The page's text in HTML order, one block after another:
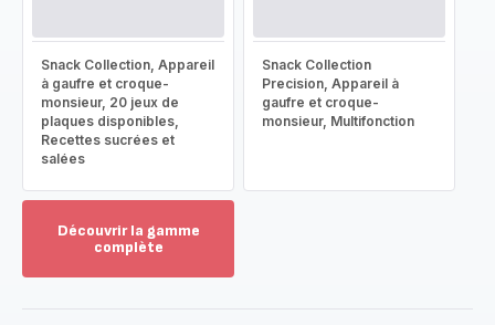
Snack Collection, Appareil
à gaufre et croque-
monsieur, 20 jeux de
plaques disponibles,
Recettes sucrées et
salées
Snack Collection
Precision, Appareil à
gaufre et croque-
monsieur, Multifonction
Découvrir la gamme
complète